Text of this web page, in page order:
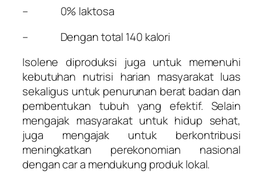
– 0% laktosa
– Dengan total 140 kalori
Isolene diproduksi juga untuk memenuhi
kebutuhan nutrisi harian masyarakat luas
sekaligus untuk penurunan berat badan dan
pembentukan tubuh yang efektif. Selain
mengajak masyarakat untuk hidup sehat,
juga mengajak untuk berkontribusi
meningkatkan perekonomian nasional
dengan car a mendukung produk lokal.